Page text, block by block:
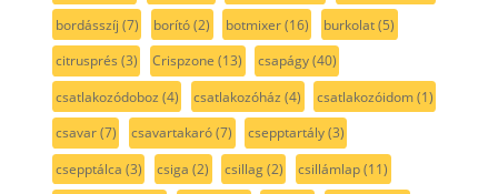
bordásszíj (7) borító(2) botmixer(16) burkolat(5)
citrusprés (3) Crispzone (13) csapágy(40)
csatlakozódoboz (4) csatlakozóház (4) csatlakozóidom(1)
csavar(7) csavartakaró(7) csepptartály(3)
csepptálca (3) csiga (2) csillag(2) csillámlap(11)